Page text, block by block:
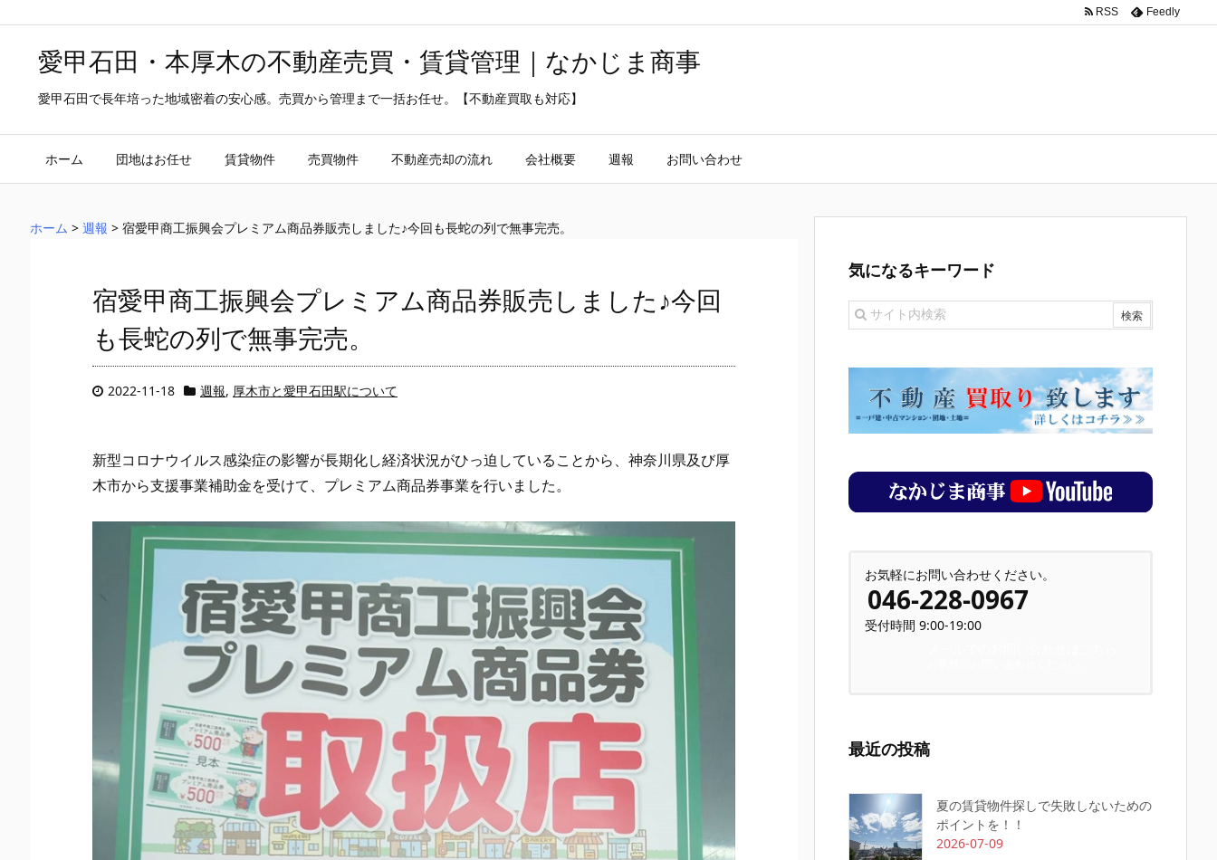
愛甲石田・本厚木の不動産売買・賃貸管理｜なかじま商事
愛甲石田で長年培った地域密着の安心感。売買から管理まで一括お任せ。【不動産買取も対応】
ホーム 団地はお任せ 賃貸物件 売買物件 不動産売却の流れ 会社概要 週報 お問い合わせ
RSS Feedly
ホーム > 週報 > 宿愛甲商工振興会プレミアム商品券販売しました♪今回も長蛇の列で無事完売。
宿愛甲商工振興会プレミアム商品券販売しました♪今回
も長蛇の列で無事完売。
2022-11-18 週報, 厚木市と愛甲石田駅について
新型コロナウイルス感染症の影響が長期化し経済状況がひっ迫していることから、神奈川県及び厚
木市から支援事業補助金を受けて、プレミアム商品券事業を行いました。
気になるキーワード
お気軽にお問い合わせください。
046-228-0967
受付時間 9:00-19:00
最近の投稿
夏の賃貸物件探しで失敗しないための
ポイントを！！
2026-07-09